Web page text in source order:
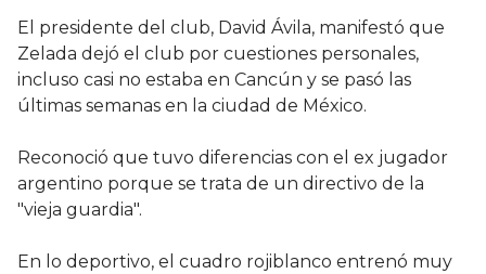
El presidente del club, David Ávila, manifestó que
Zelada dejó el club por cuestiones personales,
incluso casi no estaba en Cancún y se pasó las
últimas semanas en la ciudad de México.
Reconoció que tuvo diferencias con el ex jugador
argentino porque se trata de un directivo de la
"vieja guardia".
En lo deportivo, el cuadro rojiblanco entrenó muy